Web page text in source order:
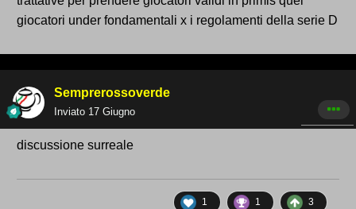
giocatori under fondamentali x i regolamenti della serie D
Semprerossoverde
Inviato 17 Giugno
discussione surreale
1 1 3